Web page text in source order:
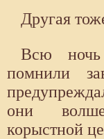
Другая
Всю
помнили
они
корыстной